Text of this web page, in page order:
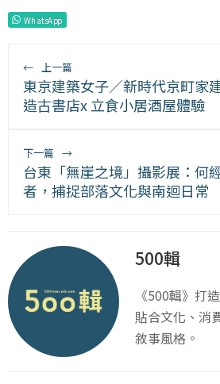
WhatsApp
← 上一篇
東京建築女子／新時代京町家
造古書店x 立食小居酒屋體驗
下一篇 →
台東「無崖之境」攝影展：何
者，捕捉部落文化與南迴日常
500輯
《500輯》打
貼合文化、消
敘事風格。